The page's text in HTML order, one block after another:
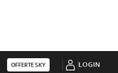
OFFERTE SKY LOGIN